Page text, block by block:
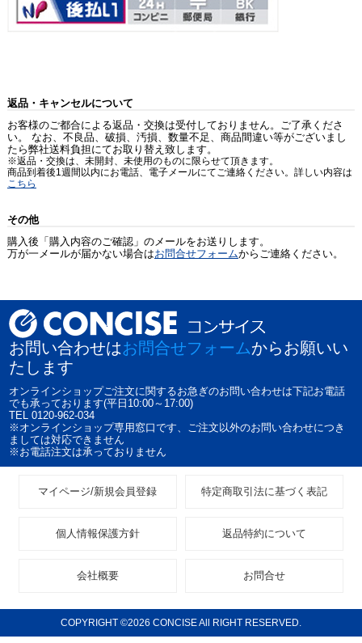
返品・キャンセルについて
お客様のご都合による返品・交換は受付しておりません。ご了承くださ
い。 なお、不良品、破損、汚損、数量不足、商品間違い等がございまし
たら弊社送料負担にてお取り替え致します。
※返品・交換は、未開封、未使用のものに限らせて頂きます。
商品到着後1週間以内にお電話、電子メールにてご連絡ください。詳しい内容は
こちら
その他
購入後「購入内容のご確認」のメールをお送りします。
万が一メールが届かない場合はお問合せフォームからご連絡ください。
お問い合わせはお問合せフォームからお願いい
たします
オンラインショップご注文に関するお急ぎのお問い合わせは下記お電話
でも承っております(平日10:00～17:00)
TEL 0120-962-034
※オンラインショップ専用窓口です、ご注文以外のお問い合わせにつき
ましては対応できません
※お電話注文は承っておりません
マイページ/新規会員登録 特定商取引法に基づく表記
個人情報保護方針 返品特約について
会社概要 お問合せ
COPYRIGHT ©2026 CONCISE All RIGHT RESERVED.